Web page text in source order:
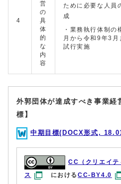
4
営
の
具
体
的
な
内
容
ために必要な人員
成
・業務執行体制
月から令和9年3月
試行実施
外郭団体が達成すべき事業経
標】
中期目標(DOCX形式,
CC（クリエイテ
ス
におけるCC-BY4.0